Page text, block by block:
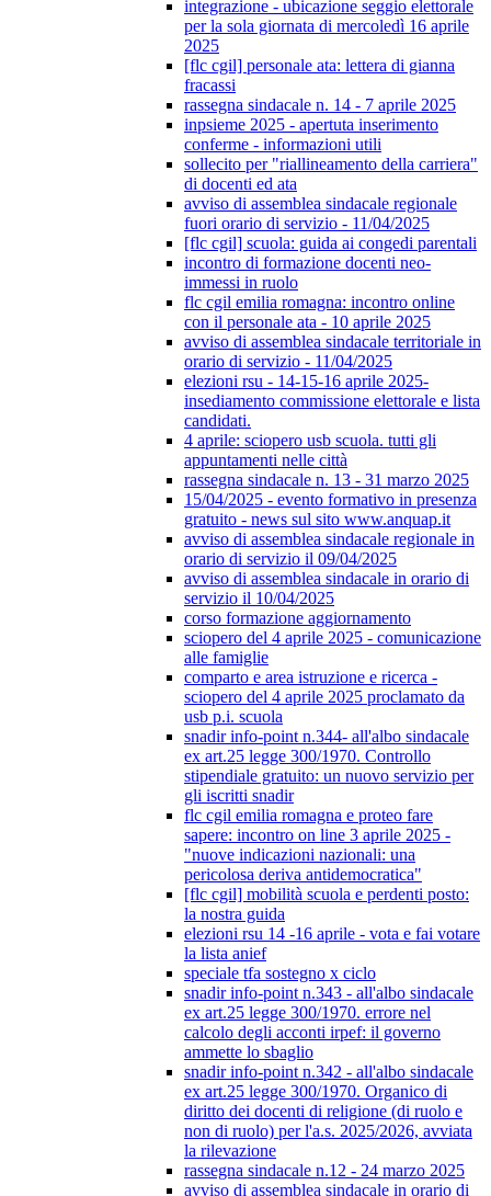
integrazione - ubicazione seggio elettorale
per la sola giornata di mercoledì 16 aprile
2025
[flc cgil] personale ata: lettera di gianna
fracassi
rassegna sindacale n. 14 - 7 aprile 2025
inpsieme 2025 - apertuta inserimento
conferme - informazioni utili
sollecito per "riallineamento della carriera"
di docenti ed ata
avviso di assemblea sindacale regionale
fuori orario di servizio - 11/04/2025
[flc cgil] scuola: guida ai congedi parentali
incontro di formazione docenti neo-
immessi in ruolo
flc cgil emilia romagna: incontro online
con il personale ata - 10 aprile 2025
avviso di assemblea sindacale territoriale in
orario di servizio - 11/04/2025
elezioni rsu - 14-15-16 aprile 2025-
insediamento commissione elettorale e lista
candidati.
4 aprile: sciopero usb scuola. tutti gli
appuntamenti nelle città
rassegna sindacale n. 13 - 31 marzo 2025
15/04/2025 - evento formativo in presenza
gratuito - news sul sito www.anquap.it
avviso di assemblea sindacale regionale in
orario di servizio il 09/04/2025
avviso di assemblea sindacale in orario di
servizio il 10/04/2025
corso formazione aggiornamento
sciopero del 4 aprile 2025 - comunicazione
alle famiglie
comparto e area istruzione e ricerca -
sciopero del 4 aprile 2025 proclamato da
usb p.i. scuola
snadir info-point n.344- all'albo sindacale
ex art.25 legge 300/1970. Controllo
stipendiale gratuito: un nuovo servizio per
gli iscritti snadir
flc cgil emilia romagna e proteo fare
sapere: incontro on line 3 aprile 2025 -
"nuove indicazioni nazionali: una
pericolosa deriva antidemocratica"
[flc cgil] mobilità scuola e perdenti posto:
la nostra guida
elezioni rsu 14 -16 aprile - vota e fai votare
la lista anief
speciale tfa sostegno x ciclo
snadir info-point n.343 - all'albo sindacale
ex art.25 legge 300/1970. errore nel
calcolo degli acconti irpef: il governo
ammette lo sbaglio
snadir info-point n.342 - all'albo sindacale
ex art.25 legge 300/1970. Organico di
diritto dei docenti di religione (di ruolo e
non di ruolo) per l'a.s. 2025/2026, avviata
la rilevazione
rassegna sindacale n.12 - 24 marzo 2025
avviso di assemblea sindacale in orario di